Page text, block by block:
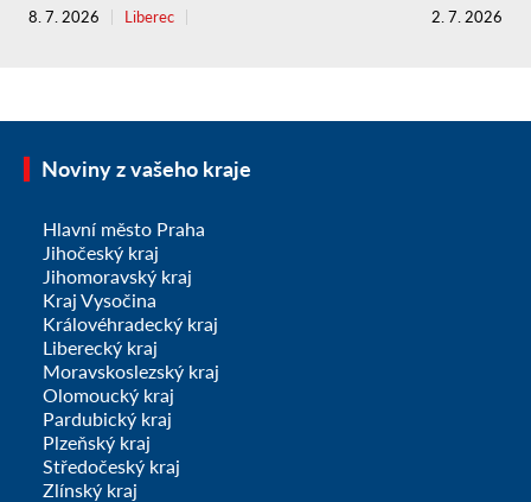
8. 7. 2026 Liberec 2. 7. 2026
Noviny z vašeho kraje
Hlavní město Praha
Jihočeský kraj
Jihomoravský kraj
Kraj Vysočina
Královéhradecký kraj
Liberecký kraj
Moravskoslezský kraj
Olomoucký kraj
Pardubický kraj
Plzeňský kraj
Středočeský kraj
Zlínský kraj